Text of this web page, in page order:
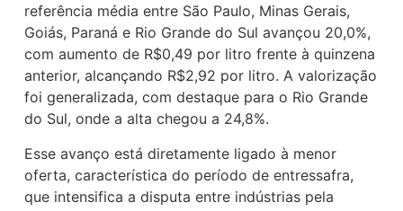
referência média entre São Paulo, Minas Gerais,
Goiás, Paraná e Rio Grande do Sul avançou 20,0%,
com aumento de R$0,49 por litro frente à quinzena
anterior, alcançando R$2,92 por litro. A valorização
foi generalizada, com destaque para o Rio Grande
do Sul, onde a alta chegou a 24,8%.
Esse avanço está diretamente ligado à menor
oferta, característica do período de entressafra,
que intensifica a disputa entre indústrias pela